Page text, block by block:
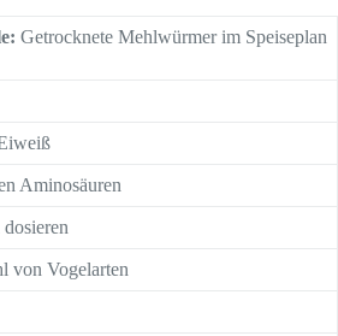
Getrocknete Mehlwürmer im Speiseplan
Aminosäuren
von Vogelarten